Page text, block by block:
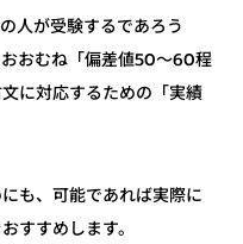
人が受験するであろう
おおむね「偏差値50～60程
に対応するための「実績
も、可能であれば実際に
すすめします。